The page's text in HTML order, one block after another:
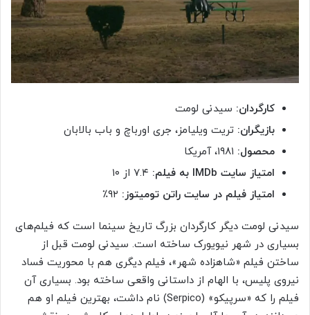
کارگردان: سیدنی لومت
بازیگران: تریت ویلیامز، جری اورباچ و باب بالابان
محصول:
امتیاز سایت IMDb به فیلم:
امتیاز فیلم در سایت راتن تومیتوز:
سیدنی لومت دیگر کارگردان بزرگ تاریخ سینما است که فیلم‌های
بسیاری در شهر نیویورک ساخته است. سیدنی لومت قبل از
ساختن فیلم «شاهزاده شهر»، فیلم دیگری هم با محوریت فساد
نیروی پلیس، با الهام از داستانی واقعی ساخته بود. بسیاری آن
فیلم را که «سرپیکو» (Serpico) نام داشت، بهترین فیلم او هم